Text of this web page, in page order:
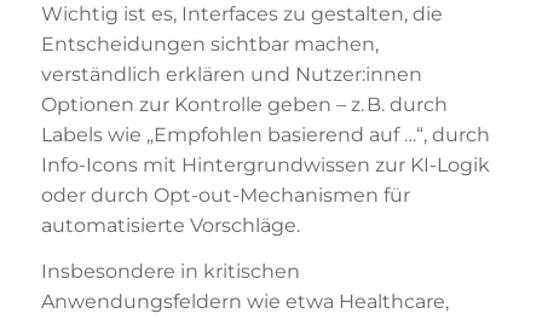
Wichtig ist es, Interfaces zu gestalten, die
Entscheidungen sichtbar machen,
verständlich erklären und Nutzer:innen
Optionen zur Kontrolle geben – z. B. durch
Labels wie „Empfohlen basierend auf …“, durch
Info-Icons mit Hintergrundwissen zur KI-Logik
oder durch Opt-out-Mechanismen für
automatisierte Vorschläge.
Insbesondere in kritischen
Anwendungsfeldern wie etwa Healthcare,